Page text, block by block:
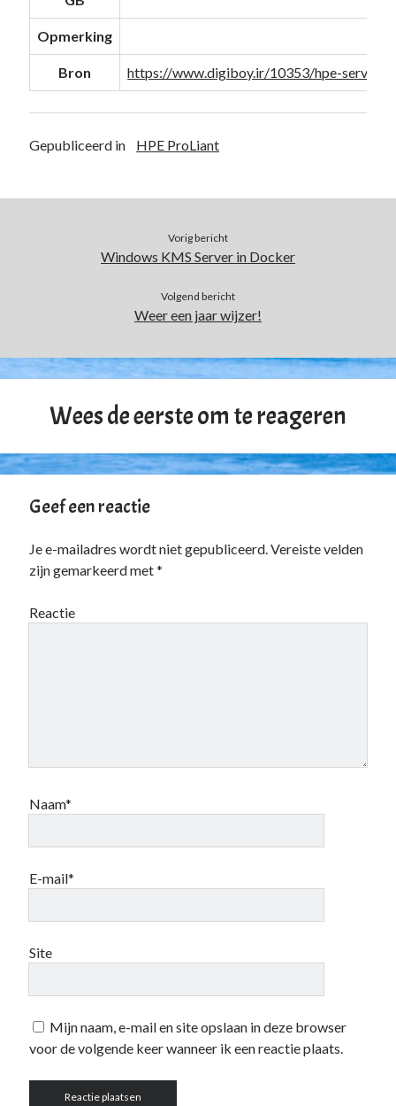
Windows Server 2019(4)
Windows Server 2022
PFSense(1)
Proxmox(3)
Tools(1)
ToDo / Clean Up (51)
Fan van:
Backblaze
Opmerking
Bron https://www.digiboy.ir/10353/hpe-
Gepubliceerd in HPE ProLiant
Vorig bericht
Windows KMS Server in Docker
Volgend bericht
Weer een jaar wijzer!
Wees de eerste om te reageren
Geef een reactie
Je e-mailadres wordt niet gepubliceerd.Vereiste velden
zijn gemarkeerd met*
Reactie
Naam*
E-mail*
Site
Mijn naam, e-mail en site opslaan in deze browser
voor de volgende keer wanneer ik een reactie plaats.